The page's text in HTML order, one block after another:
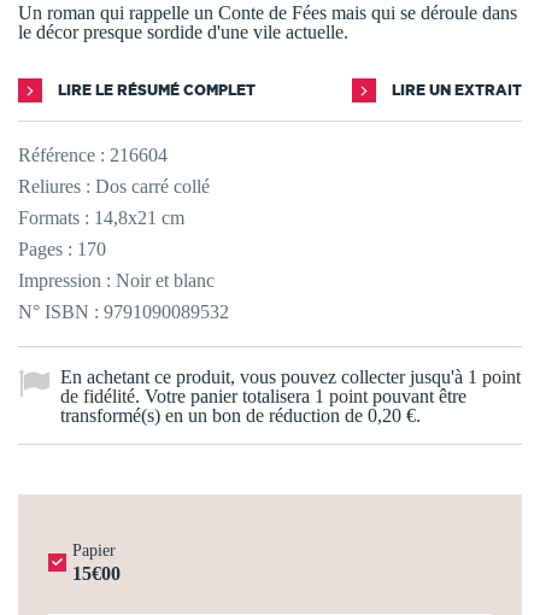
Un roman qui rappelle un Conte de Fées mais qui se déroule dans
le décor presque sordide d'une vile actuelle.
LIRE LE RÉSUMÉ COMPLET LIRE UN EXTRAIT
Référence : 216604
Reliures : Dos carré collé
Formats : 14,8x21 cm
Pages : 170
Impression : Noir et blanc
N° ISBN : 9791090089532
En achetant ce produit, vous pouvez collecter jusqu'à 1 point
de fidélité. Votre panier totalisera 1 point pouvant être
transformé(s) en un bon de réduction de 0,20 €.
Papier
15€00